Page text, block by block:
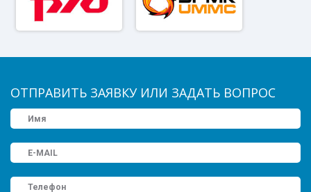
ОТПРАВИТЬ ЗАЯВКУ ИЛИ ЗАДАТЬ ВОПРОС